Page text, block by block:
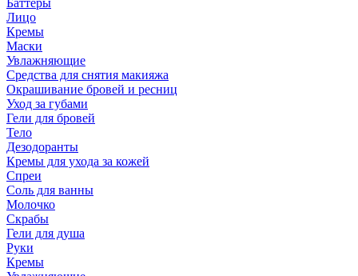
Баттеры
Лицо
Кремы
Маски
Увлажняющие
Средства для снятия макияжа
Окрашивание бровей и ресниц
Уход за губами
Гели для бровей
Тело
Дезодоранты
Кремы для ухода за кожей
Спреи
Соль для ванны
Молочко
Скрабы
Гели для душа
Руки
Кремы